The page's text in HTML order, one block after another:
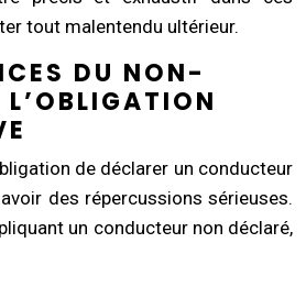
tout malentendu ultérieur.
DU NON-
L’OBLIGATION
de déclarer un conducteur
des répercussions sérieuses.
un conducteur non déclaré,